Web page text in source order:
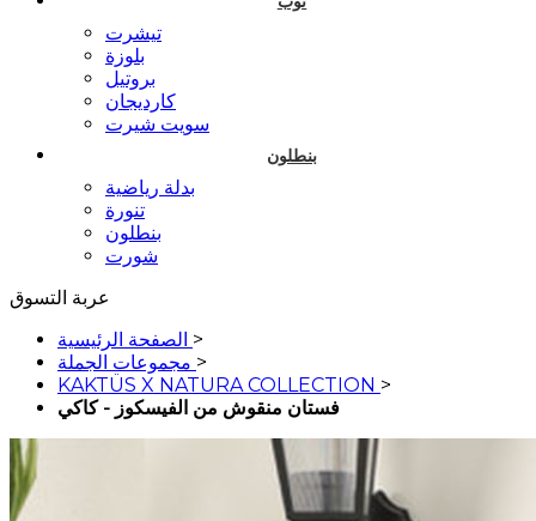
تيشرت
بلوزة
بروتيل
كارديجان
سويت شيرت
بنطلون
بدلة رياضية
تنورة
بنطلون
شورت
عربة التسوق
الصفحة الرئيسية >
مجموعات الجملة >
KAKTÜS X NATURA COLLECTION >
فستان منقوش من الفيسكوز - كاكي